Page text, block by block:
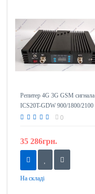
Репитер 4G 3G GSM сигнала
ICS20T-GDW 900/1800/2100
0
35 286грн.
На складі